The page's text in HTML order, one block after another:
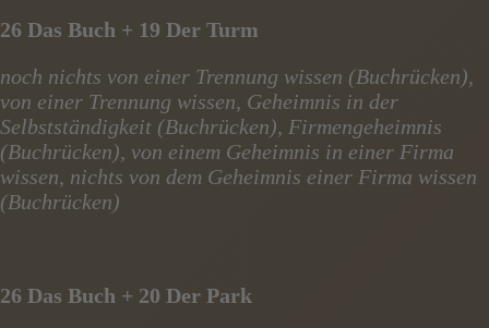
26 Das Buch + 19 Der Turm
noch nichts von einer Trennung wissen (Buchrücken),
von einer Trennung wissen, Geheimnis in der
Selbstständigkeit (Buchrücken), Firmengeheimnis
(Buchrücken), von einem Geheimnis in einer Firma
wissen, nichts von dem Geheimnis einer Firma wissen
(Buchrücken)
26 Das Buch + 20 Der Park